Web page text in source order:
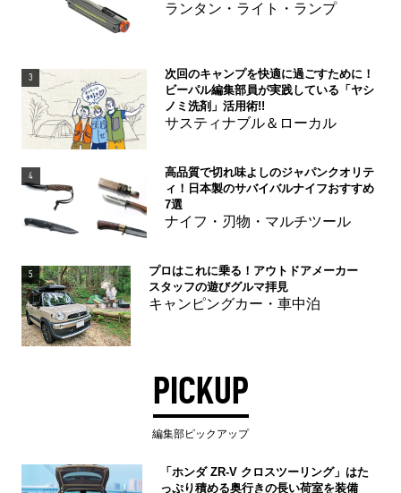
ランタン・ライト・ランプ
3
次回のキャンプを快適に過ごすために！
ビーパル編集部員が実践している「ヤシ
ノミ洗剤」活用術!!
サスティナブル＆ローカル
4
高品質で切れ味よしのジャパンクオリテ
ィ！日本製のサバイバルナイフおすすめ
7選
ナイフ・刃物・マルチツール
5
プロはこれに乗る！アウトドアメーカー
スタッフの遊びグルマ拝見
キャンピングカー・車中泊
PICKUP
編集部ピックアップ
「ホンダ ZR-V クロスツーリング」はた
っぷり積める奥行きの長い荷室を装備